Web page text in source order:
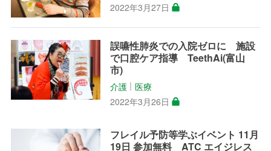
2022年3月27日
誤嚥性肺炎での入院ゼロに 施設
で口腔ケア指導 TeethAi(富山
市)
介護 │医療
2022年3月26日
フレイル予防等学ぶイベント 11月
19日 参加無料 ATC エイジレス